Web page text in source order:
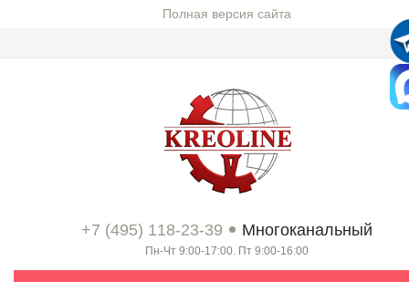
Полная версия сайта
+7 (495) 118-23-39 Многоканальный
Пн-Чт 9:00-17:00. Пт 9:00-16:00